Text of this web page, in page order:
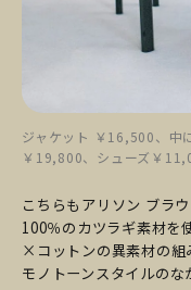
ジャケット ￥16,500、中
￥19,800、シューズ￥
こちらもアリソン ブラ
100％のカツラギ素材を
×コットンの異素材の組
モノトーンスタイルのな